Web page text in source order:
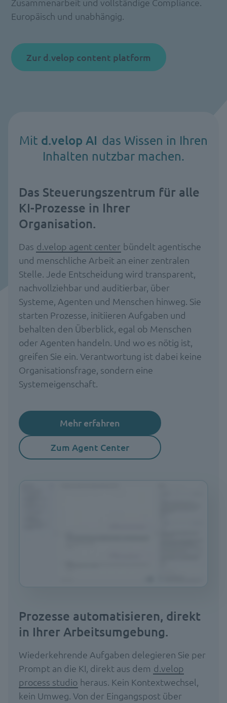
Europäisch und unabhängig.
Zur d.velop content platform
Mit d.velop AI das Wissen in Ihren
Inhalten nutzbar machen.
Das Steuerungszentrum für alle
KI-Prozesse in Ihrer
Organisation.
Das d.velop agent center bündelt agentische
und menschliche Arbeit an einer zentralen
Stelle. Jede Entscheidung wird transparent,
nachvollziehbar und auditierbar, über
Systeme, Agenten und Menschen hinweg. Sie
starten Prozesse, initiieren Aufgaben und
behalten den Überblick, egal ob Menschen
oder Agenten handeln. Und wo es nötig ist,
greifen Sie ein. Verantwortung ist dabei keine
Organisationsfrage, sondern eine
Systemeigenschaft.
Mehr erfahren
Zum Agent Center
Prozesse automatisieren, direkt
in Ihrer Arbeitsumgebung.
Wiederkehrende Aufgaben delegieren Sie per
Prompt an die KI, direkt aus dem d.velop
process studio heraus. Kein Kontextwechsel,
kein Umweg. Von der Eingangspost über